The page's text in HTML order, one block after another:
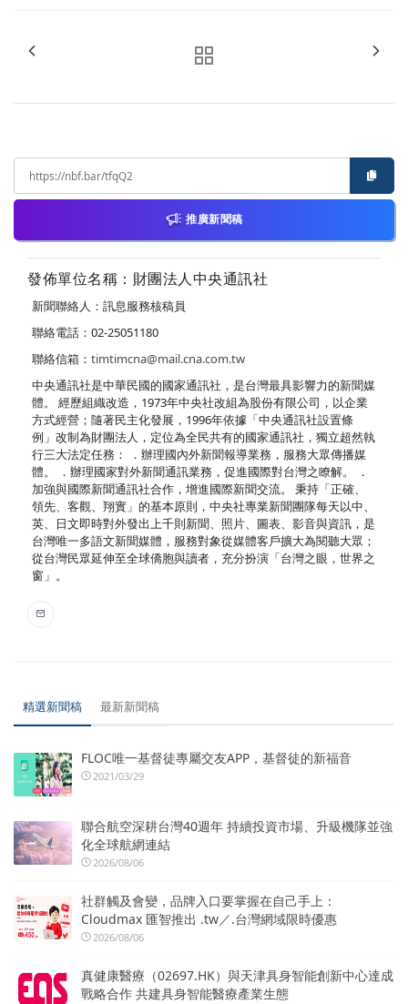
推廣新聞稿
發佈單位名稱：財團法人中央通訊社
新聞聯絡人：訊息服務核稿員
聯絡電話：02-25051180
聯絡信箱： timtimcna@mail.cna.com.tw
中央通訊社是中華民國的國家通訊社，是台灣最具影響力的新聞媒
體。 經歷組織改造，1973年中央社改組為股份有限公司，以企業
方式經營；隨著民主化發展，1996年依據「中央通訊社設置條
例」改制為財團法人，定位為全民共有的國家通訊社，獨立超然執
行三大法定任務： ．辦理國內外新聞報導業務，服務大眾傳播媒
體。 ．辦理國家對外新聞通訊業務，促進國際對台灣之瞭解。 ．
加強與國際新聞通訊社合作，增進國際新聞交流。 秉持「正確、
領先、客觀、翔實」的基本原則，中央社專業新聞團隊每天以中、
英、日文即時對外發出上千則新聞、照片、圖表、影音與資訊，是
台灣唯一多語文新聞媒體，服務對象從媒體客戶擴大為閱聽大眾；
從台灣民眾延伸至全球僑胞與讀者，充分扮演「台灣之眼，世界之
窗」。
精選新聞稿 最新新聞稿
FLOC唯一基督徒專屬交友APP，基督徒的新福音
2021/03/29
聯合航空深耕台灣40週年 持續投資市場、升級機隊並強
化全球航網連結
2026/08/06
社群觸及會變，品牌入口要掌握在自己手上：
Cloudmax 匯智推出 .tw／.台灣網域限時優惠
2026/08/06
真健康醫療（02697.HK）與天津具身智能創新中心達成
戰略合作 共建具身智能醫療產業生態